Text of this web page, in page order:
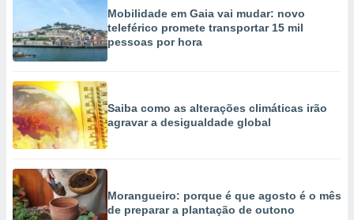
Mobilidade em Gaia vai mudar: novo
teleférico promete transportar 15 mil
pessoas por hora
Saiba como as alterações climáticas irão
agravar a desigualdade global
Morangueiro: porque é que agosto é o mês
de preparar a plantação de outono